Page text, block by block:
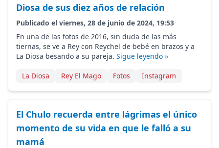
Diosa de sus diez años de relación
Publicado el viernes, 28 de junio de 2024, 19:53
En una de las fotos de 2016, sin duda de las más
tiernas, se ve a Rey con Reychel de bebé en brazos y a
La Diosa besando a su pareja. Sigue leyendo »
La Diosa Rey El Mago Fotos Instagram
El Chulo recuerda entre lágrimas el único
momento de su vida en que le falló a su
mamá